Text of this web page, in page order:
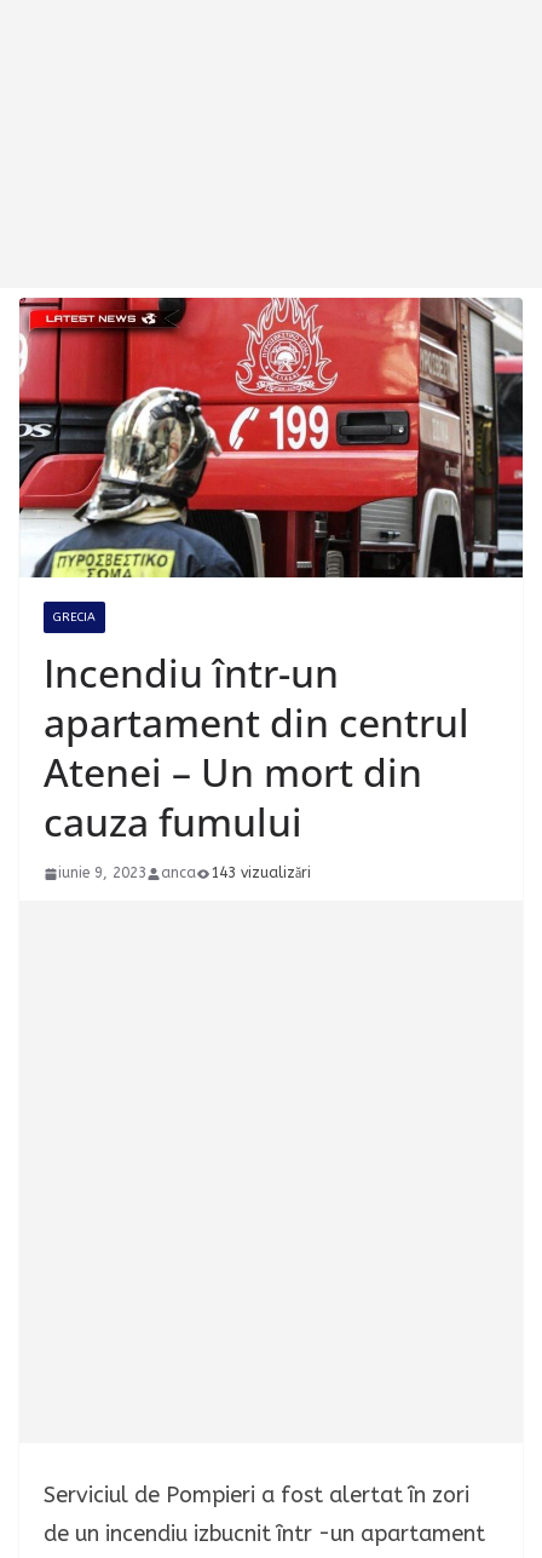
GRECIA
Incendiu într-un
apartament din centrul
Atenei – Un mort din
cauza fumului
iunie 9, 2023 anca 143 vizualizări
Serviciul de Pompieri a fost alertat în zori
de un incendiu izbucnit într -un apartament